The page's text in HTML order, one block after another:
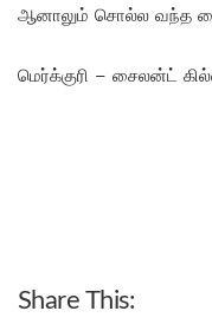
ஆனாலும் சொல்ல வந்த
மெர்க்குரி – சைலன்ட்
Share This: